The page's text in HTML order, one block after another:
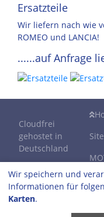
Ersatzteile
Wir liefern nach wie
ROMEO und LANCIA!
......auf Anfrage
Cloudfrei
gehostet in
Deutschland
Automobil Service
Merheimer Str. 424
50739 Köln / Mauenheim
Wir speichern und
Informationen für
Karten.